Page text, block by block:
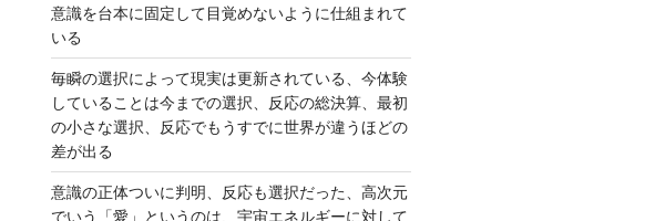
意識を台本に固定して目覚めないように仕組まれて
いる
毎瞬の選択によって現実は更新されている、今体験
していることは今までの選択、反応の総決算、最初
の小さな選択、反応でもうすでに世界が違うほどの
差が出る
意識の正体ついに判明、反応も選択だった、高次元
でいう「愛」というのは、宇宙エネルギーに対して